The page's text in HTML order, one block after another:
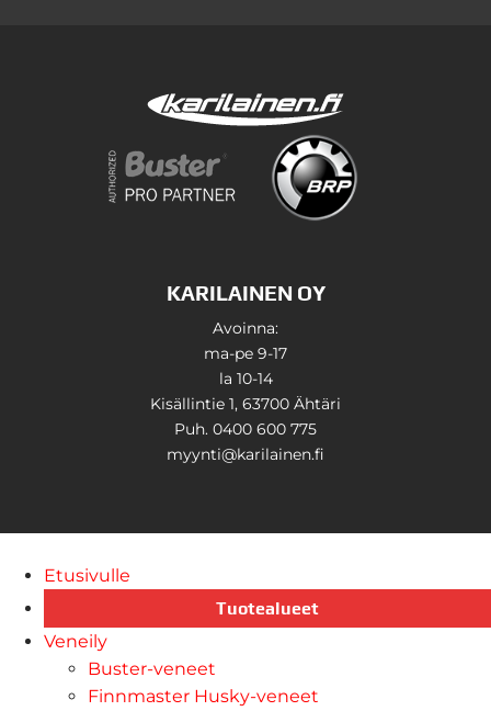
KARILAINEN OY
Avoinna:
ma-pe 9-17
la 10-14
Kisällintie 1, 63700 Ähtäri
Puh. 0400 600 775
myynti@karilainen.fi
Etusivulle
Tuotealueet
Veneily
Buster-veneet
Finnmaster Husky-veneet